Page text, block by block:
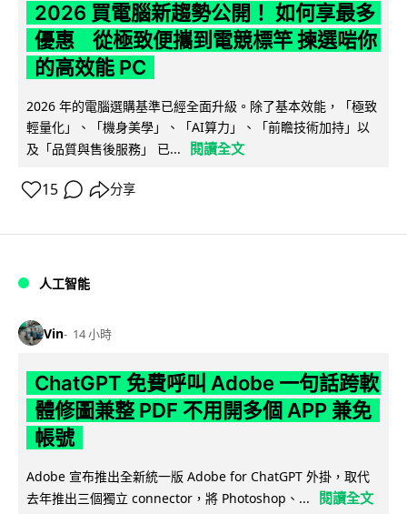
2026 買電腦新趨勢公開！ 如何享最多
優惠 從極致便攜到電競標竿 揀選啱你
的高效能 PC
2026 年的電腦選購基準已經全面升級。除了基本效能，「極致
輕量化」、「機身美學」、「AI算力」、「前瞻技術加持」以
及「品質與售後服務」 已...
閱讀全文
15 分享
人工智能
Vin 14 小時
ChatGPT 免費呼叫 Adobe 一句話跨軟
體修圖兼整 PDF 不用開多個 APP 兼免
帳號
Adobe 宣布推出全新統一版 Adobe for ChatGPT 外掛，取代
去年推出三個獨立 connector，將 Photoshop、...
閱讀全文